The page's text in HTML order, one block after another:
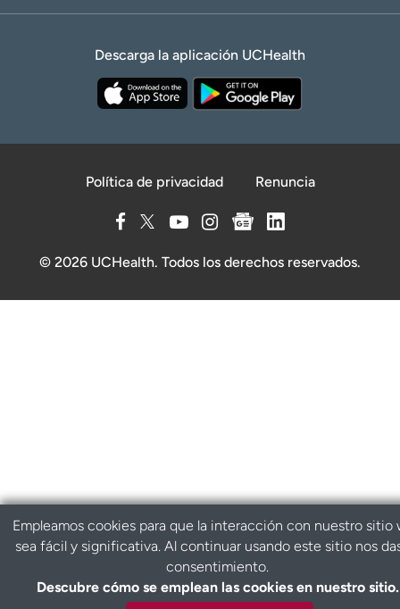
Descarga la aplicación UCHealth
Política de privacidad Renuncia
© 2026 UCHealth. Todos los derechos reservados.
Empleamos cookies para que la interacción con nuestro sitio
sea fácil y significativa. Al continuar usando este sitio nos
consentimiento.
Descubre cómo se emplean las cookies en nuestro sitio.